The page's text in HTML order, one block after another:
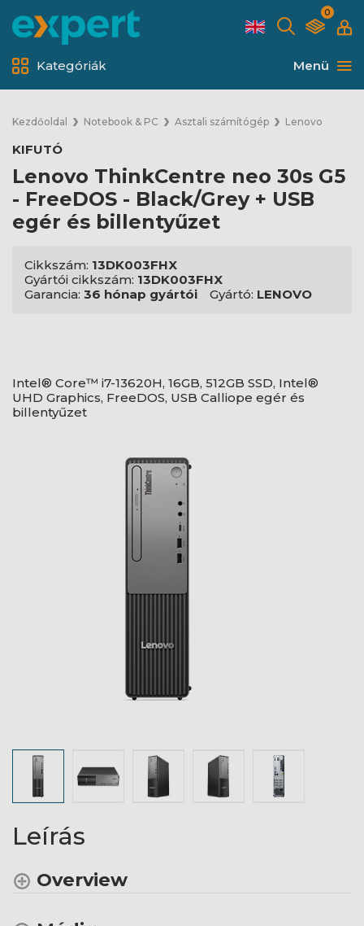
0
Menü
Kategóriák
Kezdőoldal Notebook & PC Asztali számítógép Lenovo
KIFUTÓ
Lenovo ThinkCentre neo 30s G5
- FreeDOS - Black/Grey + USB
egér és billentyűzet
Cikkszám: 13DK003FHX
Gyártói cikkszám: 13DK003FHX
Garancia: 36 hónap gyártói Gyártó: LENOVO
Intel® Core™ i7-13620H, 16GB, 512GB SSD, Intel®
UHD Graphics, FreeDOS, USB Calliope egér és
billentyűzet
Leírás
Overview